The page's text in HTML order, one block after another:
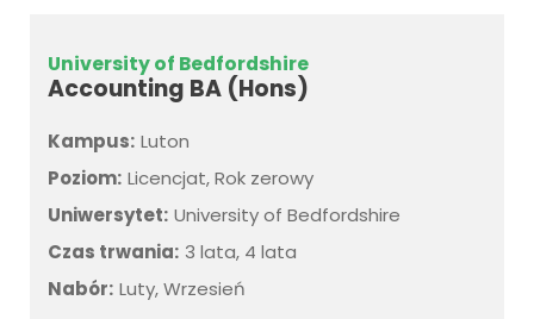
University of Bedfordshire
Accounting BA (Hons)
Kampus: Luton
Poziom: Licencjat, Rok zerowy
Uniwersytet: University of Bedfordshire
Czas trwania: 3 lata, 4 lata
Nabór: Luty, Wrzesień